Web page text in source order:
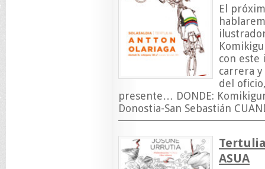
El
con este
carrera
del
presente… DONDE:
Donostia-San Sebastián
Tertulia
ASUA